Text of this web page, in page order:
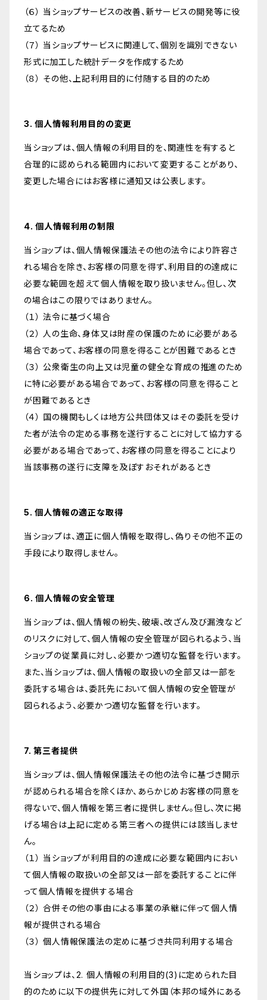
（６） 当ショップサービスの改善、新サービスの開発等に役
立てるため
（７） 当ショップサービスに関連して、個別を識別できない
形式に加工した統計データを作成するため
（８） その他、上記利用目的に付随する目的のため
3. 個人情報利用目的の変更
当ショップは、個人情報の利用目的を、関連性を有すると
合理的に認められる範囲内において変更することがあり、
変更した場合にはお客様に通知又は公表します。
4. 個人情報利用の制限
当ショップは、個人情報保護法その他の法令により許容さ
れる場合を除き、お客様の同意を得ず、利用目的の達成に
必要な範囲を超えて個人情報を取り扱いません。但し、次
の場合はこの限りではありません。
（１） 法令に基づく場合
（２） 人の生命、身体又は財産の保護のために必要がある
場合であって、お客様の同意を得ることが困難であるとき
（３） 公衆衛生の向上又は児童の健全な育成の推進のため
に特に必要がある場合であって、お客様の同意を得ること
が困難であるとき
（４） 国の機関もしくは地方公共団体又はその委託を受け
た者が法令の定める事務を遂行することに対して協力する
必要がある場合であって、お客様の同意を得ることにより
当該事務の遂行に支障を及ぼすおそれがあるとき
5. 個人情報の適正な取得
当ショップは、適正に個人情報を取得し、偽りその他不正の
手段により取得しません。
6. 個人情報の安全管理
当ショップは、個人情報の紛失、破壊、改ざん及び漏洩など
のリスクに対して、個人情報の安全管理が図られるよう、当
ショップの従業員に対し、必要かつ適切な監督を行います。
また、当ショップは、個人情報の取扱いの全部又は一部を
委託する場合は、委託先において個人情報の安全管理が
図られるよう、必要かつ適切な監督を行います。
7. 第三者提供
当ショップは、個人情報保護法その他の法令に基づき開示
が認められる場合を除くほか、あらかじめお客様の同意を
得ないで、個人情報を第三者に提供しません。但し、次に掲
げる場合は上記に定める第三者への提供には該当しませ
ん。
（１） 当ショップが利用目的の達成に必要な範囲内におい
て個人情報の取扱いの全部又は一部を委託することに伴
って個人情報を提供する場合
（２） 合併その他の事由による事業の承継に伴って個人情
報が提供される場合
（３） 個人情報保護法の定めに基づき共同利用する場合
当ショップは、2. 個人情報の利用目的(3)に定められた目
的のために以下の提供先に対して外国（本邦の域外にある